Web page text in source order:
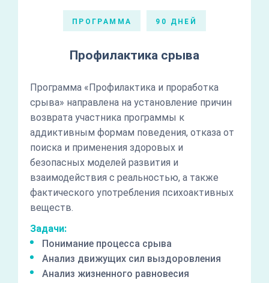
ПРОГРАММА 90 ДНЕЙ
Профилактика срыва
Программа «Профилактика и проработка
срыва» направлена на установление причин
возврата участника программы к
аддиктивным формам поведения, отказа от
поиска и применения здоровых и
безопасных моделей развития и
взаимодействия с реальностью, а также
фактического употребления психоактивных
веществ.
Задачи:
Понимание процесса срыва
Анализ движущих сил выздоровления
Анализ жизненного равновесия